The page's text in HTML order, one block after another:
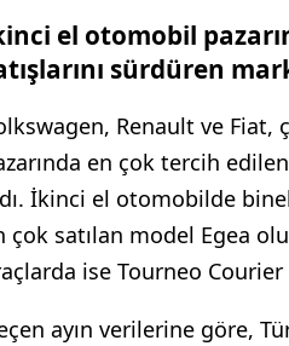
el otomobil
sürdüren
Renault ve Fiat,
en çok tercih
İkinci el otomobilde
çok satılan model Egea
ise Tourneo Courier
ayın verilerine göre,